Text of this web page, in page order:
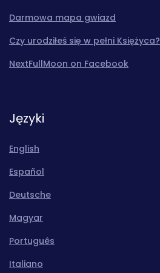
Darmowa mapa gwiazd
Czy urodziłeś się w pełni Księżyca?
NextFullMoon on Facebook
Języki
English
Español
Deutsche
Magyar
Português
Italiano